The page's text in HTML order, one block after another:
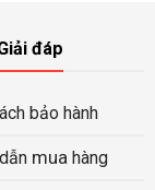
đáp
bảo hành
muahàng